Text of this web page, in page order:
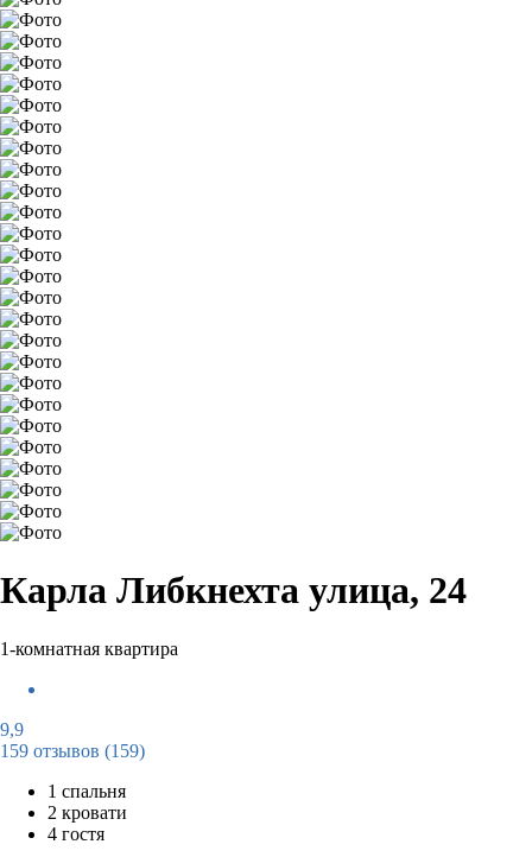
Карла Либкнехта улица, 24
1-комнатная квартира
9,9
159 отзывов (159)
1 спальня
2 кровати
4 гостя